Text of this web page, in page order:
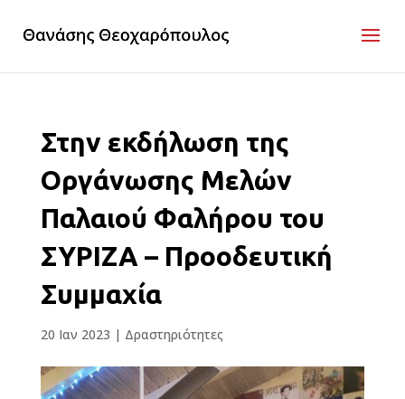
Στην εκδήλωση της
Οργάνωσης Μελών
Παλαιού Φαλήρου του
ΣΥΡΙΖΑ – Προοδευτική
Συμμαχία
20 Ιαν 2023 | Δραστηριότητες